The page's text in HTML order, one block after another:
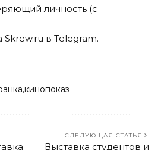
личность (с
в Telegram.
кинопоказ
СЛЕДУЮЩАЯ СТАТЬЯ
Выставка студентов и